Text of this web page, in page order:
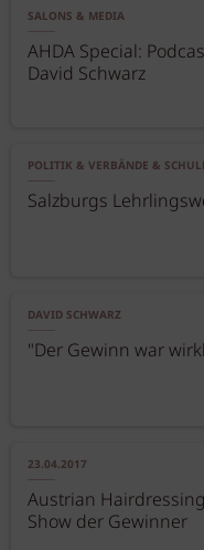
SALONS & MEDIA
AHDA Special:
David Schwarz
POLITIK & VERBÄNDE &
Salzburgs
DAVID SCHWARZ
"Der Gewinn war
23.04.2017
Austrian
Show der Gewinner